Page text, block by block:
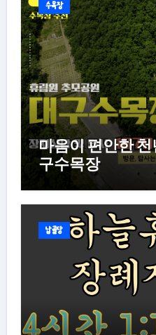
수목장
마음이 편안한
구수목장
납골당